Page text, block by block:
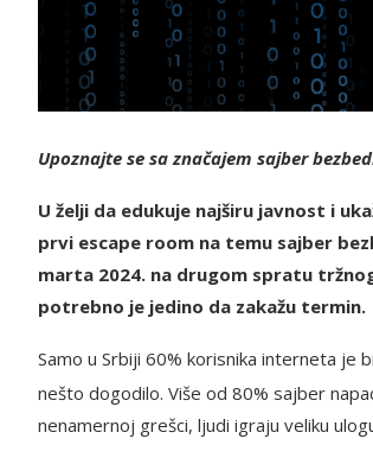
Upoznajte se sa značajem sajber
U želji da edukuje najširu javnost i
prvi escape room na temu sajber
marta 2024. na drugom spratu
potrebno je jedino da zakažu termin.
Samo u Srbiji 60% korisnika interneta je
nešto dogodilo. Više od 80% sajber
nenamernoj grešci, ljudi igraju veliku